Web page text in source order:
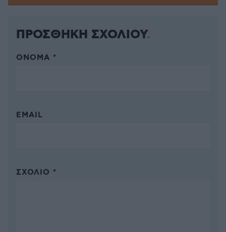
ΠΡΟΣΘΗΚΗ ΣΧΟΛΙΟΥ
ΌΝΟΜΑ *
EMAIL
ΣΧΌΛΙΟ *